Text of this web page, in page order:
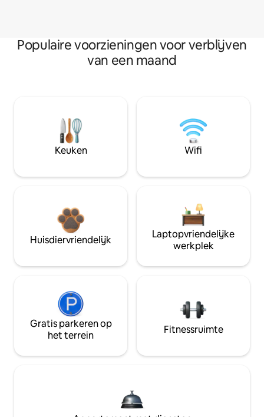
Populaire voorzieningen voor verblijven
van een maand
Keuken Wifi
Huisdiervriendelijk
Laptopvriendelijke
werkplek
Gratis parkeren op
het terrein
Fitnessruimte